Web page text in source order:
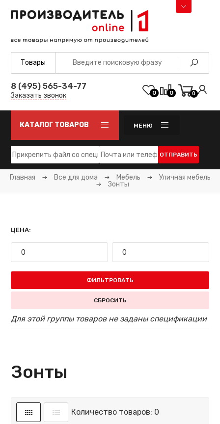
8 (495) 565-34-77
Заказать звонок 0 0 0
КАТАЛОГ ТОВАРОВ МЕНЮ
ОТПРАВИТЬ
Главная Все для дома Мебель
Уличная мебель
Зонты
ЦЕНА:
ФИЛЬТРОВАТЬ
СБРОСИТЬ
Для этой группы товаров не заданы спецификации
Зонты
Количество товаров: 0